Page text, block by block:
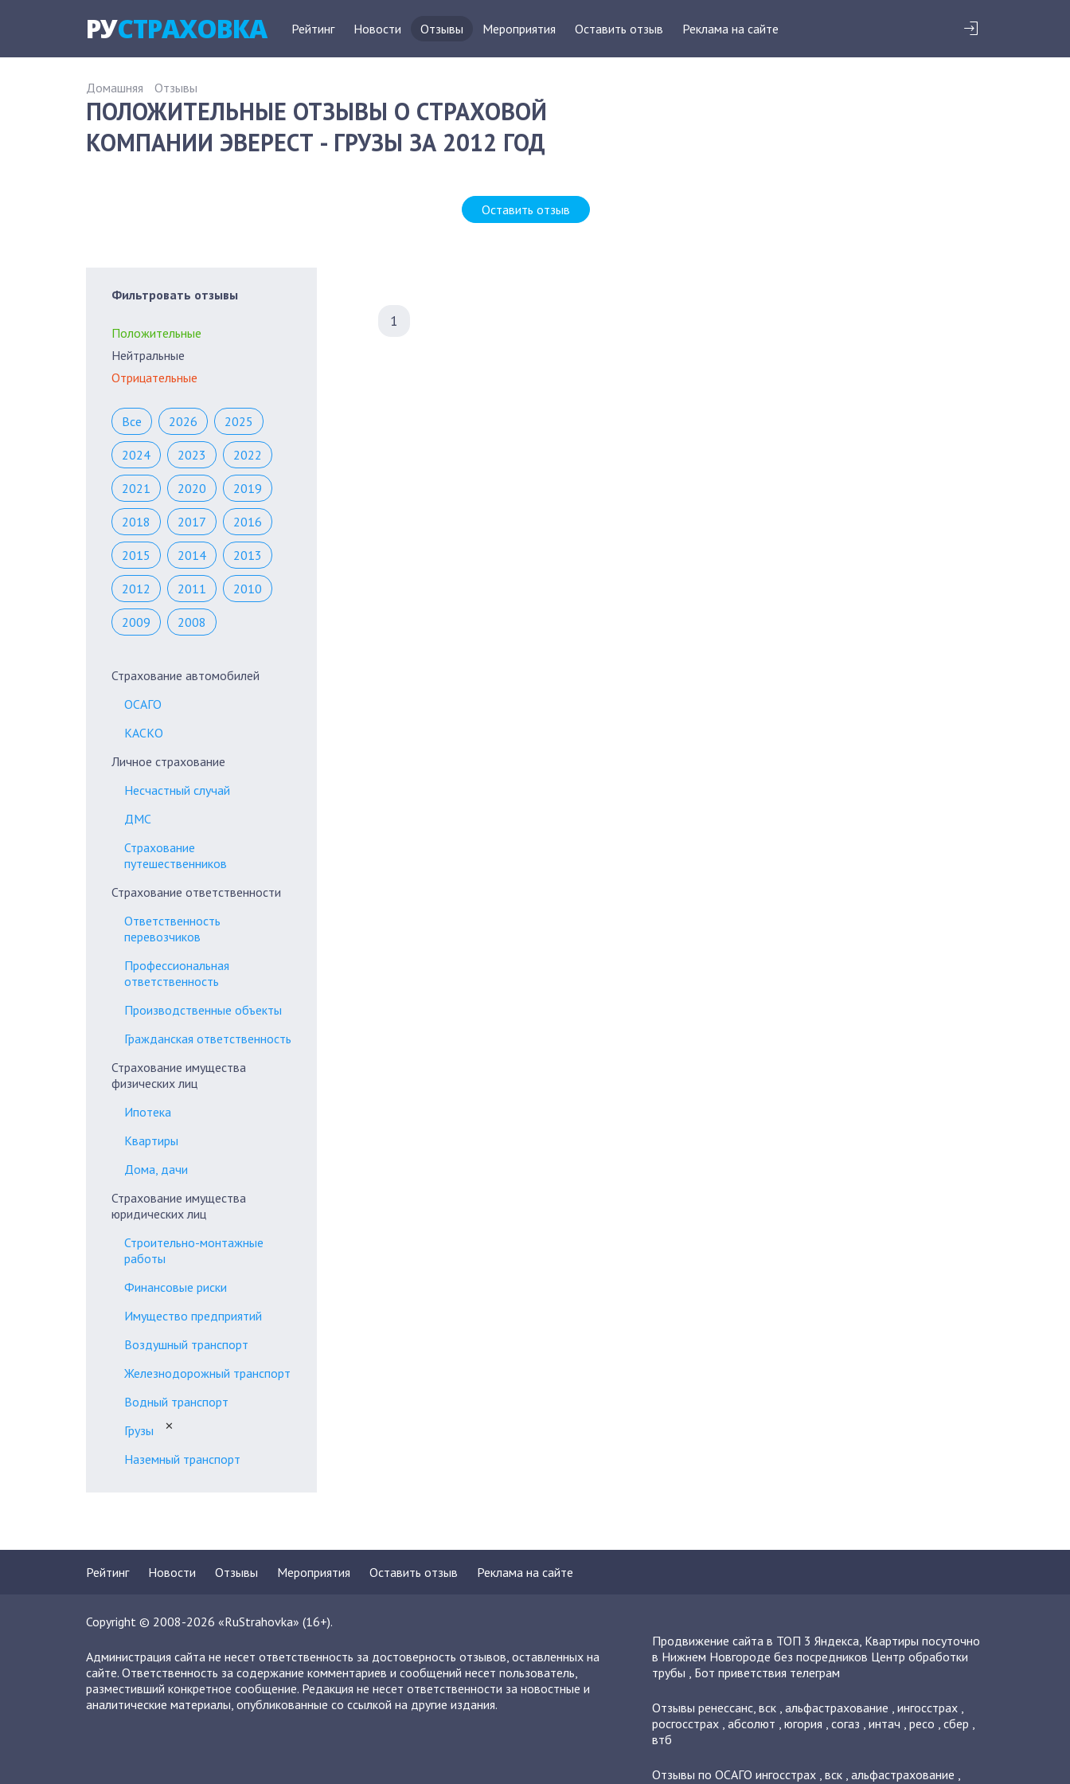
РУСТРАХОВКА Рейтинг Новости Отзывы Мероприятия Оставить отзыв Реклама на сайте
Домашняя Отзывы
ПОЛОЖИТЕЛЬНЫЕ ОТЗЫВЫ О СТРАХОВОЙ
КОМПАНИИ ЭВЕРЕСТ - ГРУЗЫ ЗА 2012 ГОД
Оставить отзыв
1
Фильтровать отзывы
Положительные
Нейтральные
Отрицательные
Все 2026 2025
2024 2023 2022
2021 2020 2019
2018 2017 2016
2015 2014 2013
2012 2011 2010
2009 2008
Страхование автомобилей
ОСАГО
КАСКО
Личное страхование
Несчастный случай
ДМС
Страхование
путешественников
Страхование ответственности
Ответственность
перевозчиков
Профессиональная
ответственность
Производственные объекты
Гражданская ответственность
Страхование имущества
физических лиц
Ипотека
Квартиры
Дома, дачи
Страхование имущества
юридических лиц
Строительно-монтажные
работы
Финансовые риски
Имущество предприятий
Воздушный транспорт
Железнодорожный транспорт
Водный транспорт
Грузы
✕
Наземный транспорт
Рейтинг Новости Отзывы Мероприятия Оставить отзыв Реклама на сайте
Copyright © 2008-2026 «RuStrahovka» (16+).
Администрация сайта не несет ответственность за достоверность отзывов, оставленных на
сайте. Ответственность за содержание комментариев и сообщений несет пользователь,
разместивший конкретное сообщение. Редакция не несет ответственности за новостные и
аналитические материалы, опубликованные со ссылкой на другие издания.
Продвижение сайта в ТОП 3 Яндекса, Квартиры посуточно
в Нижнем Новгороде без посредников Центр обработки
трубы , Бот приветствия телеграм
Отзывы ренессанс, вск, альфастрахование , ингосстрах,
росгосстрах, абсолют , югория , согаз , интач , ресо , сбер ,
втб
Отзывы по ОСАГО ингосстрах, вск, альфастрахование ,